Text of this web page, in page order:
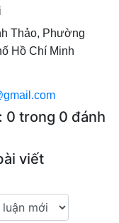
Thảo, Phường
Hồ Chí Minh
0 trong 0 đánh
viết